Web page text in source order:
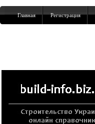
Главная Регистрация